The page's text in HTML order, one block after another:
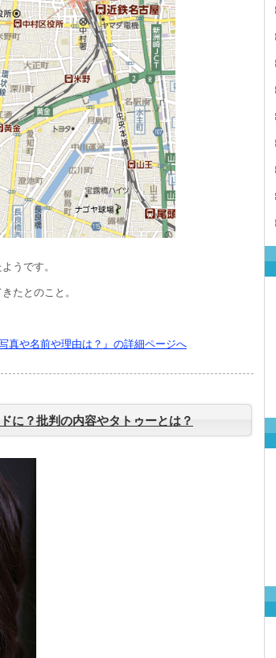
うです。
たとのこと。
真や名前や理由は？』の詳細ページへ
に？批判の内容やタトゥーとは？